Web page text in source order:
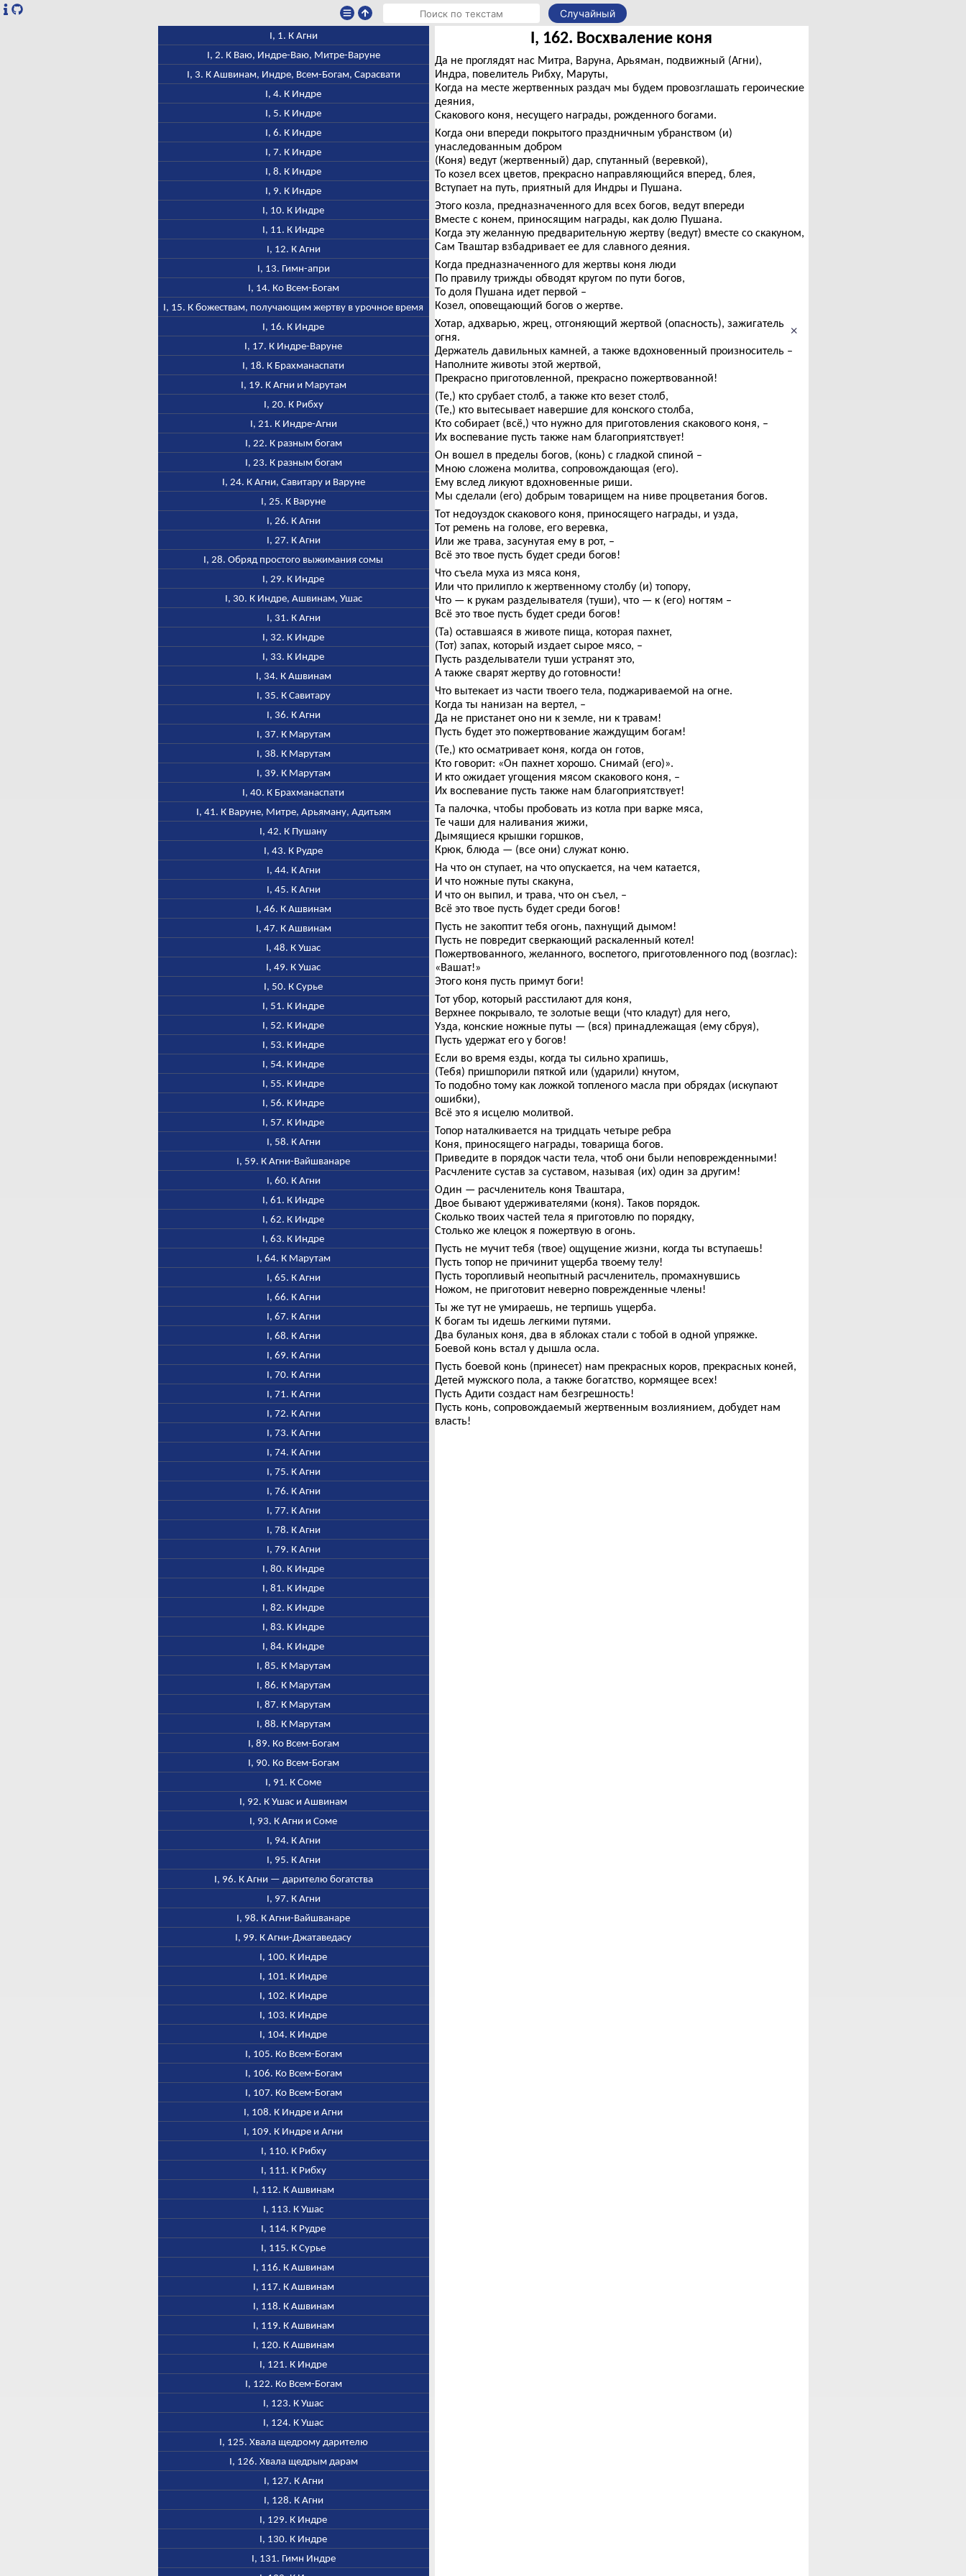
Случайный
I, 1. К Агни
I, 2. К Ваю, Индре-Ваю, Митре-Варуне
I, 3. К Ашвинам, Индре, Всем-Богам, Сарасвати
I, 4. К Индре
I, 5. К Индре
I, 6. К Индре
I, 7. К Индре
I, 8. К Индре
I, 9. К Индре
I, 10. К Индре
I, 11. К Индре
I, 12. К Агни
I, 13. Гимн-апри
I, 14. Ко Всем-Богам
I, 15. К божествам, получающим жертву в урочное время
I, 16. К Индре
I, 17. К Индре-Варуне
I, 18. К Брахманаспати
I, 19. К Агни и Марутам
I, 20. К Рибху
I, 21. К Индре-Агни
I, 22. К разным богам
I, 23. К разным богам
I, 24. К Агни, Савитару и Варуне
I, 25. К Варуне
I, 26. К Агни
I, 27. К Агни
I, 28. Обряд простого выжимания сомы
I, 29. К Индре
I, 30. К Индре, Ашвинам, Ушас
I, 31. К Агни
I, 32. К Индре
I, 33. К Индре
I, 34. К Ашвинам
I, 35. К Савитару
I, 36. К Агни
I, 37. К Марутам
I, 38. К Марутам
I, 39. К Марутам
I, 40. К Брахманаспати
I, 41. К Варуне, Митре, Арьяману, Адитьям
I, 42. К Пушану
I, 43. К Рудре
I, 44. К Агни
I, 45. К Агни
I, 46. К Ашвинам
I, 47. К Ашвинам
I, 48. К Ушас
I, 49. К Ушас
I, 50. К Сурье
I, 51. К Индре
I, 52. К Индре
I, 53. К Индре
I, 54. К Индре
I, 55. К Индре
I, 56. К Индре
I, 57. К Индре
I, 58. К Агни
I, 59. К Агни-Вайшванаре
I, 60. К Агни
I, 61. К Индре
I, 62. К Индре
I, 63. К Индре
I, 64. К Марутам
I, 65. К Агни
I, 66. К Агни
I, 67. К Агни
I, 68. К Агни
I, 69. К Агни
I, 70. К Агни
I, 71. К Агни
I, 72. К Агни
I, 73. К Агни
I, 74. К Агни
I, 75. К Агни
I, 76. К Агни
I, 77. К Агни
I, 78. К Агни
I, 79. К Агни
I, 80. К Индре
I, 81. К Индре
I, 82. К Индре
I, 83. К Индре
I, 84. К Индре
I, 85. К Марутам
I, 86. К Марутам
I, 87. К Марутам
I, 88. К Марутам
I, 89. Ко Всем-Богам
I, 90. Ко Всем-Богам
I, 91. К Соме
I, 92. К Ушас и Ашвинам
I, 93. К Агни и Соме
I, 94. К Агни
I, 95. К Агни
I, 96. К Агни — дарителю богатства
I, 97. К Агни
I, 98. К Агни-Вайшванаре
I, 99. К Агни-Джатаведасу
I, 100. К Индре
I, 101. К Индре
I, 102. К Индре
I, 103. К Индре
I, 104. К Индре
I, 105. Ко Всем-Богам
I, 106. Ко Всем-Богам
I, 107. Ко Всем-Богам
I, 108. К Индре и Агни
I, 109. К Индре и Агни
I, 110. К Рибху
I, 111. К Рибху
I, 112. К Ашвинам
I, 113. К Ушас
I, 114. К Рудре
I, 115. К Сурье
I, 116. К Ашвинам
I, 117. К Ашвинам
I, 118. К Ашвинам
I, 119. К Ашвинам
I, 120. К Ашвинам
I, 121. К Индре
I, 122. Ко Всем-Богам
I, 123. К Ушас
I, 124. К Ушас
I, 125. Хвала щедрому дарителю
I, 126. Хвала щедрым дарам
I, 127. К Агни
I, 128. К Агни
I, 129. К Индре
I, 130. К Индре
I, 131. Гимн Индре
×
I, 162. Восхваление коня
Да не проглядят нас Митра, Варуна, Арьяман, подвижный (Агни),
Индра, повелитель Рибху, Маруты,
Когда на месте жертвенных раздач мы будем провозглашать героические
деяния,
Скакового коня, несущего награды, рожденного богами.
Когда они впереди покрытого праздничным убранством (и)
унаследованным добром
(Коня) ведут (жертвенный) дар, спутанный (веревкой),
То козел всех цветов, прекрасно направляющийся вперед, блея,
Вступает на путь, приятный для Индры и Пушана.
Этого козла, предназначенного для всех богов, ведут впереди
Вместе с конем, приносящим награды, как долю Пушана.
Когда эту желанную предварительную жертву (ведут) вместе со скакуном,
Сам Тваштар взбадривает ее для славного деяния.
Когда предназначенного для жертвы коня люди
По правилу трижды обводят кругом по пути богов,
То доля Пушана идет первой –
Козел, оповещающий богов о жертве.
Хотар, адхварью, жрец, отгоняющий жертвой (опасность), зажигатель
огня.
Держатель давильных камней, а также вдохновенный произноситель –
Наполните животы этой жертвой,
Прекрасно приготовленной, прекрасно пожертвованной!
(Те,) кто срубает столб, а также кто везет столб,
(Те,) кто вытесывает навершие для конского столба,
Кто собирает (всё,) что нужно для приготовления скакового коня, –
Их воспевание пусть также нам благоприятствует!
Он вошел в пределы богов, (конь) с гладкой спиной –
Мною сложена молитва, сопровождающая (его).
Ему вслед ликуют вдохновенные риши.
Мы сделали (его) добрым товарищем на ниве процветания богов.
Тот недоуздок скакового коня, приносящего награды, и узда,
Тот ремень на голове, его веревка,
Или же трава, засунутая ему в рот, –
Всё это твое пусть будет среди богов!
Что съела муха из мяса коня,
Или что прилипло к жертвенному столбу (и) топору,
Что — к рукам разделывателя (туши), что — к (его) ногтям –
Всё это твое пусть будет среди богов!
(Та) оставшаяся в животе пища, которая пахнет,
(Тот) запах, который издает сырое мясо, –
Пусть разделыватели туши устранят это,
А также сварят жертву до готовности!
Что вытекает из части твоего тела, поджариваемой на огне.
Когда ты нанизан на вертел, –
Да не пристанет оно ни к земле, ни к травам!
Пусть будет это пожертвование жаждущим богам!
(Те,) кто осматривает коня, когда он готов,
Кто говорит: «Он пахнет хорошо. Снимай (его)».
И кто ожидает угощения мясом скакового коня, –
Их воспевание пусть также нам благоприятствует!
Та палочка, чтобы пробовать из котла при варке мяса,
Те чаши для наливания жижи,
Дымящиеся крышки горшков,
Крюк, блюда — (все они) служат коню.
На что он ступает, на что опускается, на чем катается,
И что ножные путы скакуна,
И что он выпил, и трава, что он съел, –
Всё это твое пусть будет среди богов!
Пусть не закоптит тебя огонь, пахнущий дымом!
Пусть не повредит сверкающий раскаленный котел!
Пожертвованного, желанного, воспетого, приготовленного под (возглас):
«Вашат!»
Этого коня пусть примут боги!
Тот убор, который расстилают для коня,
Верхнее покрывало, те золотые вещи (что кладут) для него,
Узда, конские ножные путы — (вся) принадлежащая (ему сбруя),
Пусть удержат его у богов!
Если во время езды, когда ты сильно храпишь,
(Тебя) пришпорили пяткой или (ударили) кнутом,
То подобно тому как ложкой топленого масла при обрядах (искупают
ошибки),
Всё это я исцелю молитвой.
Топор наталкивается на тридцать четыре ребра
Коня, приносящего награды, товарища богов.
Приведите в порядок части тела, чтоб они были неповрежденными!
Расчлените сустав за суставом, называя (их) один за другим!
Один — расчленитель коня Тваштара,
Двое бывают удерживателями (коня). Таков порядок.
Сколько твоих частей тела я приготовлю по порядку,
Столько же клецок я пожертвую в огонь.
Пусть не мучит тебя (твое) ощущение жизни, когда ты вступаешь!
Пусть топор не причинит ущерба твоему телу!
Пусть торопливый неопытный расчленитель, промахнувшись
Ножом, не приготовит неверно поврежденные члены!
Ты же тут не умираешь, не терпишь ущерба.
К богам ты идешь легкими путями.
Два буланых коня, два в яблоках стали с тобой в одной упряжке.
Боевой конь встал у дышла осла.
Пусть боевой конь (принесет) нам прекрасных коров, прекрасных коней,
Детей мужского пола, а также богатство, кормящее всех!
Пусть Адити создаст нам безгрешность!
Пусть конь, сопровождаемый жертвенным возлиянием, добудет нам
власть!